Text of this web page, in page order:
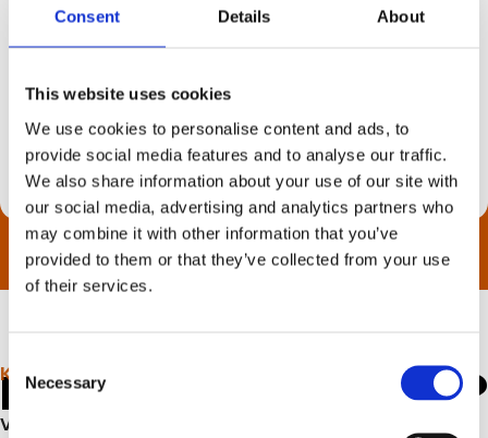
Consent Details About
This website uses cookies
We use cookies to personalise content and ads, to
provide social media features and to analyse our traffic.
We also share information about your use of our site with
our social media, advertising and analytics partners who
may combine it with other information that you’ve
provided to them or that they’ve collected from your use
of their services.
Selection
Necessary
Højskole i udlandet siden
Rejsegaranti
Rejs trygt underRejsegarantifonden
KONTAKT OS
Har du spørgsmål?
Vi sidder klar til at hjælpe dig!